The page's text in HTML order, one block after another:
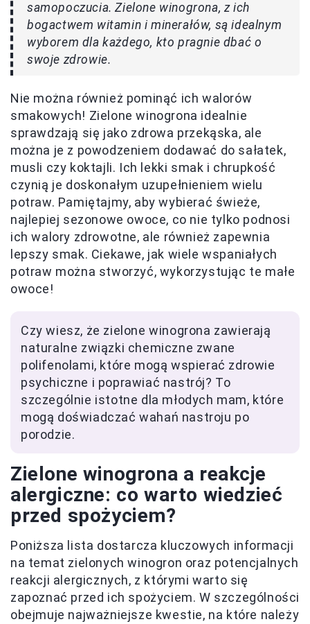
samopoczucia. Zielone winogrona, z ich
bogactwem witamin i minerałów, są idealnym
wyborem dla każdego, kto pragnie dbać o
swoje zdrowie.
Nie można również pominąć ich walorów
smakowych! Zielone winogrona idealnie
sprawdzają się jako zdrowa przekąska, ale
można je z powodzeniem dodawać do sałatek,
musli czy koktajli. Ich lekki smak i chrupkość
czynią je doskonałym uzupełnieniem wielu
potraw. Pamiętajmy, aby wybierać świeże,
najlepiej sezonowe owoce, co nie tylko podnosi
ich walory zdrowotne, ale również zapewnia
lepszy smak. Ciekawe, jak wiele wspaniałych
potraw można stworzyć, wykorzystując te małe
owoce!
Czy wiesz, że zielone winogrona zawierają
naturalne związki chemiczne zwane
polifenolami, które mogą wspierać zdrowie
psychiczne i poprawiać nastrój? To
szczególnie istotne dla młodych mam, które
mogą doświadczać wahań nastroju po
porodzie.
Zielone winogrona a reakcje
alergiczne: co warto wiedzieć
przed spożyciem?
Poniższa lista dostarcza kluczowych informacji
na temat zielonych winogron oraz potencjalnych
reakcji alergicznych, z którymi warto się
zapoznać przed ich spożyciem. W szczególności
obejmuje najważniejsze kwestie, na które należy